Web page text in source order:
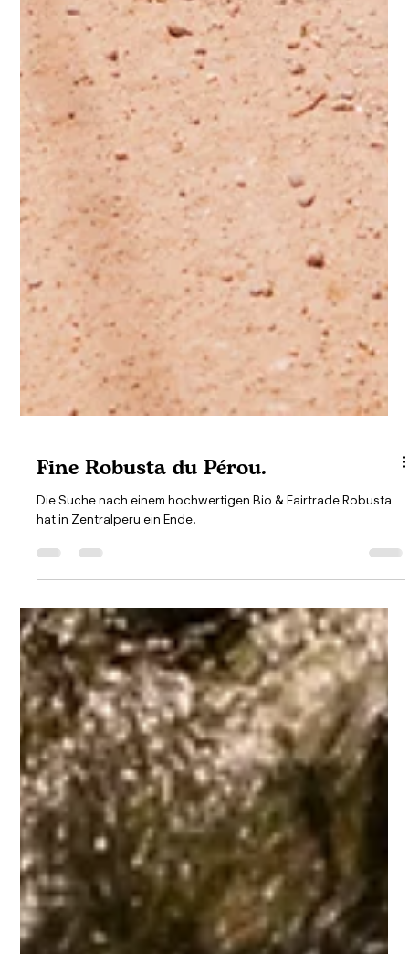
Fine Robusta du Pérou.
Die Suche nach einem hochwertigen Bio & Fairtrade Robusta
hat in Zentralperu ein Ende.